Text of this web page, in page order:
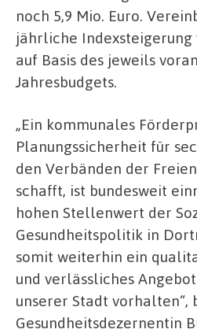
noch 5,9 Mio. Euro.
jährliche Indexsteigerung
auf Basis des jeweils
Jahresbudgets.
„Ein kommunales
Planungssicherheit für
den Verbänden der
schafft, ist bundesweit
hohen Stellenwert der
Gesundheitspolitik in
somit weiterhin ein
und verlässliches
unserer Stadt vorhalten“,
Gesundheitsdezernentin